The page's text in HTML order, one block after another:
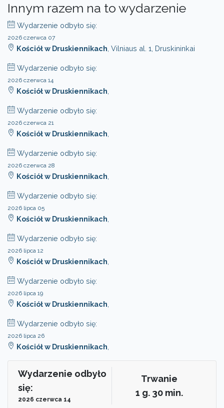
Innym razem na to wydarzenie
Wydarzenie odbyło się:
2026 czerwca 07
Kościół w Druskiennikach , Vilniaus al. 1, Druskininkai
Wydarzenie odbyło się:
2026 czerwca 14
Kościół w Druskiennikach
Wydarzenie odbyło się:
2026 czerwca 21
Kościół w Druskiennikach
Wydarzenie odbyło się:
2026 czerwca 28
Kościół w Druskiennikach
Wydarzenie odbyło się:
2026 lipca 05
Kościół w Druskiennikach
Wydarzenie odbyło się:
2026 lipca 12
Kościół w Druskiennikach
Wydarzenie odbyło się:
2026 lipca 19
Kościół w Druskiennikach
Wydarzenie odbyło się:
2026 lipca 26
Kościół w Druskiennikach
Wydarzenie odbyło
się:
2026 czerwca 14
Trwanie
1 g. 30 min.